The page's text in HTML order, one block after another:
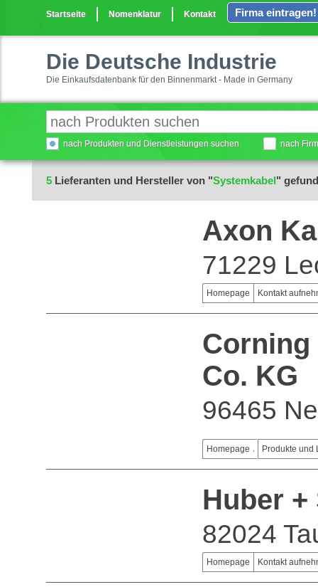
Startseite Nomenklatur Kontakt Firma eintragen!
Die Deutsche Industrie
Die Einkaufsdatenbank für den Binnenmarkt - Made in Germany
nach Produkten und Dienstleistungen suchen nach
5 Lieferanten und Hersteller von "Systemkabel"
Axon
71229
Homepage Kontakt
Corning
Co. KG
96465
Homepage Produkte und
Huber +
82024
Homepage Kontakt